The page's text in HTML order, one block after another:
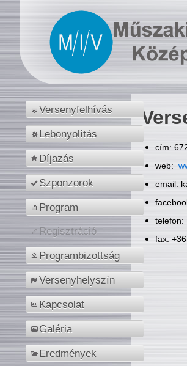
Versenyfelhívás
Lebonyolítás
Díjazás
Szponzorok
Program
Regisztráció
Programbizottság
Versenyhelyszín
Kapcsolat
Galéria
Eredmények
cím:
web:
email:
telefon:
fax: